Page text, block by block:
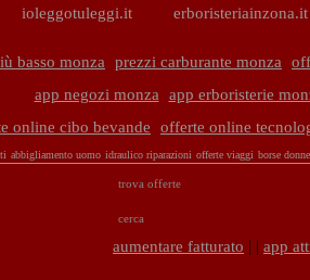
ioleggotuleggi.it erboristeriainzona.it
basso monza prezzi carburante monza
app negozi monza
app erboristerie
online cibo bevande
offerte online
abbigliamento uomo idraulico riparazioni offerte viaggi borse donne
trova offerte
cerca
aumentare fatturato | | app